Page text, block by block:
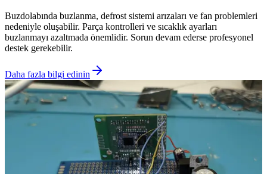
Buzdolabında buzlanma, defrost sistemi arızaları ve fan problemleri
nedeniyle oluşabilir. Parça kontrolleri ve sıcaklık ayarları
buzlanmayı azaltmada önemlidir. Sorun devam ederse profesyonel
destek gerekebilir.
Daha fazla bilgi edinin